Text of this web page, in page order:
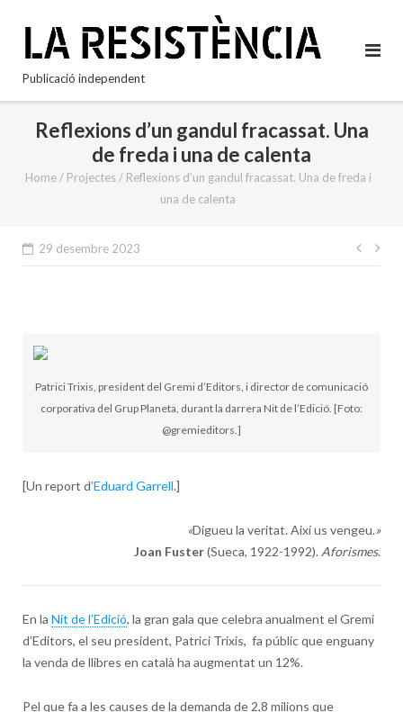
content
Publicació independent
Reflexions d’un gandul fracassat. Una
de freda i una de calenta
Home / Projectes / Reflexions d’un gandul fracassat. Una de freda i
una de calenta
29 desembre 2023
Patrici Trixis, president del Gremi d’Editors, i director de comunicació
corporativa del Grup Planeta, durant la darrera Nit de l’Edició. [Foto:
@gremieditors.]
[Un report d’Eduard Garrell.]
«Digueu la veritat. Així us vengeu.»
Joan Fuster(Sueca, 1922-1992). Aforismes.
En la Nit de l’Edició, la gran gala que celebra anualment el Gremi
d’Editors, el seu president, Patrici Trixis, fa públic que enguany
la venda de llibres en català ha augmentat un 12%.
Pel que fa a les causes de la demanda de 2,8 milions que